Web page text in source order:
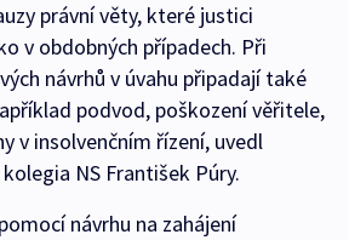
právní věty, které justici
v obdobných případech. Při
návrhů v úvahu připadají také
podvod, poškození věřitele,
v insolvenčním řízení, uvedl
NS František Púry.
návrhu na zahájení